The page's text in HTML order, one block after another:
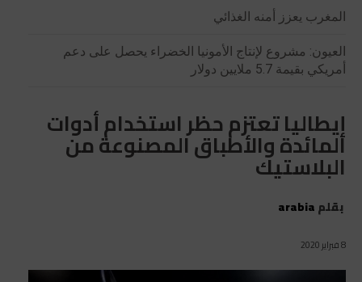
المغرب يعزز أمنه الغذائي
العيون: مشروع لإنتاج الأمونيا الخضراء يحصل على دعم
أمريكي بقيمة 5.7 ملايين دولار
إيطاليا تعتزم حظر استخدام أدوات
المائدة والأطباق المصنوعة من
البلاستيك
بقلمarabia
8 فبراير 2020